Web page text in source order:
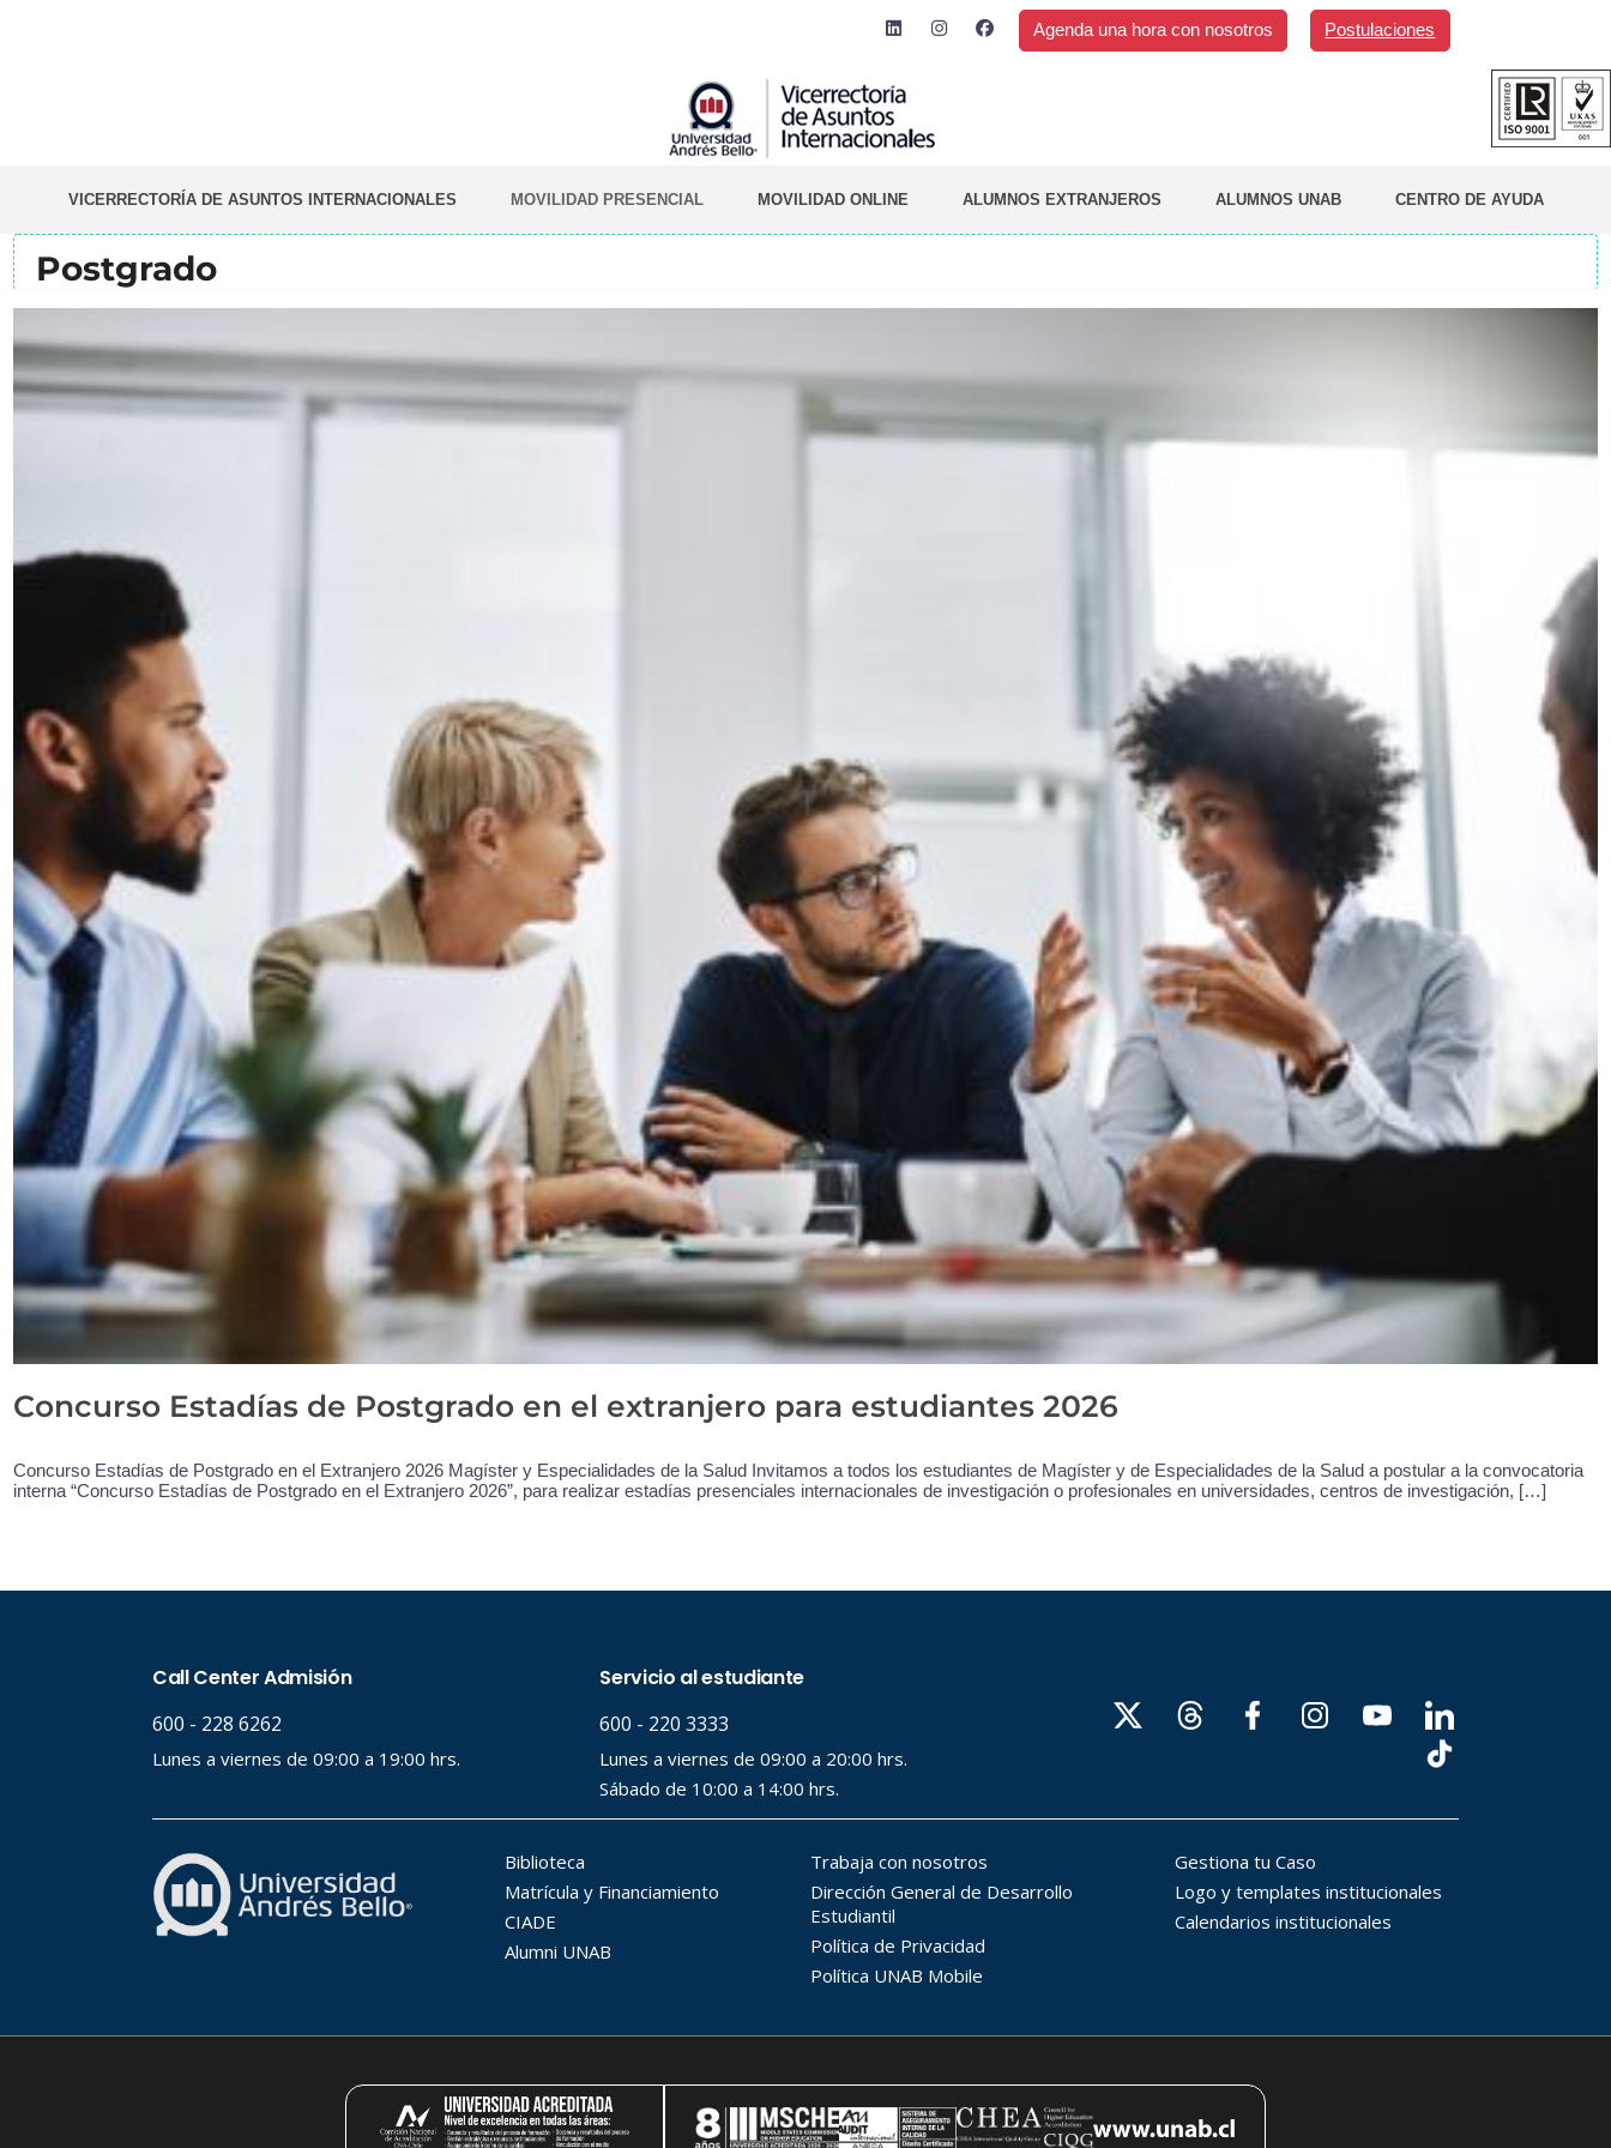
Agenda una hora con nosotros Postulaciones
VICERRECTORÍA DE ASUNTOS INTERNACIONALES MOVILIDAD PRESENCIAL MOVILIDAD ONLINE ALUMNOS EXTRANJEROS ALUMNOS UNAB CENTRO DE AYUDA
Postgrado
Concurso Estadías de Postgrado en el extranjero para estudiantes 2026
Concurso Estadías de Postgrado en el Extranjero 2026 Magíster y Especialidades de la Salud Invitamos a todos los estudiantes de Magíster y de Especialidades de la Salud a postular a la convocatoria
interna “Concurso Estadías de Postgrado en el Extranjero 2026”, para realizar estadías presenciales internacionales de investigación o profesionales en universidades, centros de investigación, […]